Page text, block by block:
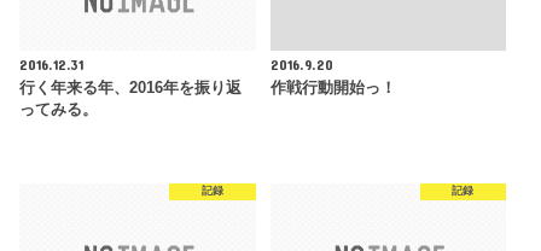
2016.12.31
行く年来る年、2016年を振り返
ってみる。
2016.9.20
作戦行動開始っ！
記録 記録